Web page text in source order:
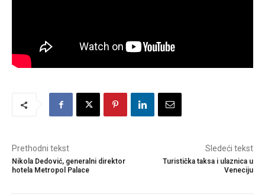
Prethodni tekst
Nikola Dedović, generalni direktor
hotela Metropol Palace
Sledeći tekst
Turistička taksa i ulaznica u
Veneciju